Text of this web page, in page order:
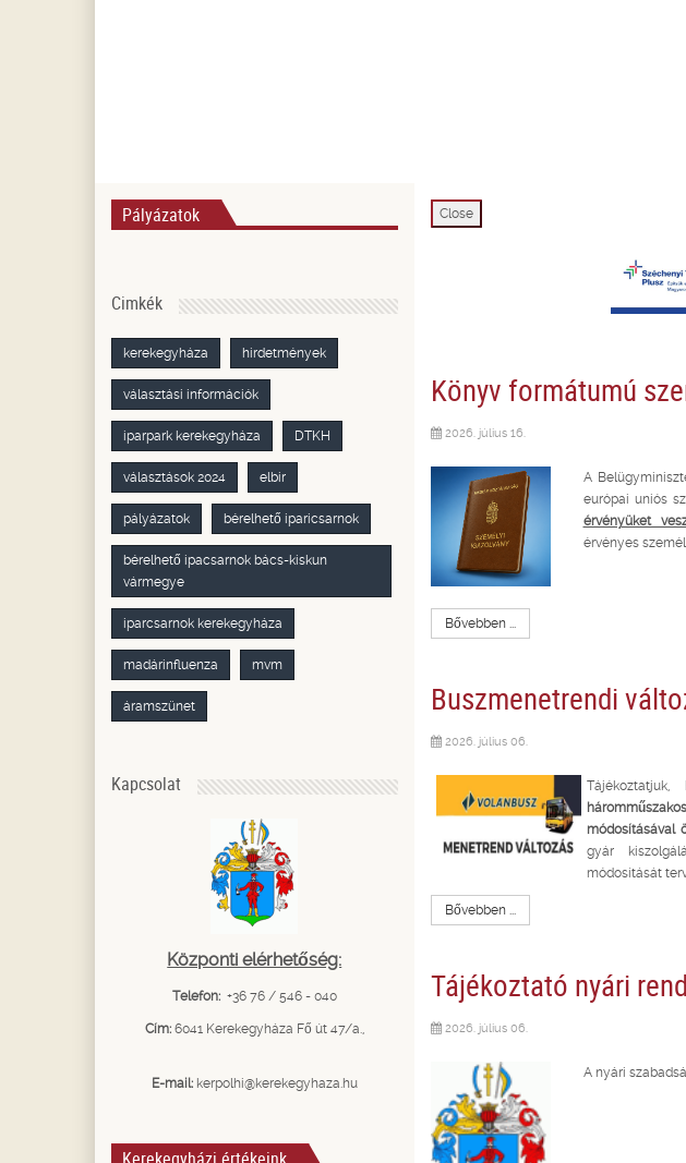
Close
Könyv formátumú
2026. július 16.
A
európai uniós
érvényüket
érvényes
Bővebben ...
Buszmenetrendi
2026. július 06.
módosításával
gyár
módosítását
Bővebben ...
Tájékoztató nyári
2026. július 06.
A nyári
Pályázatok
Cimkék
kerekegyháza hirdetmények
választási információk
iparpark kerekegyháza DTKH
választások 2024 elbir
pályázatok bérelhető iparicsarnok
bérelhető ipacsarnok bács-kiskun
vármegye
iparcsarnok kerekegyháza
madárinfluenza mvm
áramszünet
Kapcsolat
Központi elérhetőség:
Telefon: +36 76 / 546 - 040
Cím: 6041 Kerekegyháza Fő út 47/a.,
E-mail: kerpolhi@kerekegyhaza.hu